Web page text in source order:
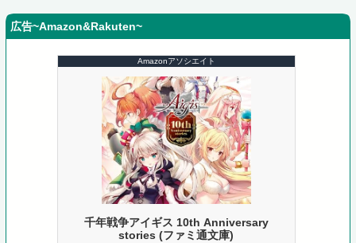
広告~Amazon&Rakuten~
Amazonアソシエイト
千年戦争アイギス 10th Anniversary
stories (ファミ通文庫)